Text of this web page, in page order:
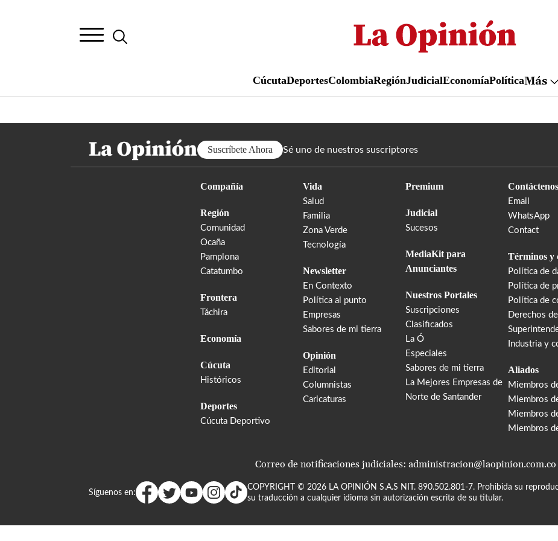
al
contenido
CúcutaDeportesColombiaRegiónJudicialEconomíaPolíticaMás
Suscríbete Ahora Sé uno de nuestros suscriptores
Compañía
Región
Comunidad
Ocaña
Pamplona
Catatumbo
Frontera
Táchira
Economía
Cúcuta
Históricos
Deportes
Cúcuta Deportivo
Vida
Salud
Familia
Zona Verde
Tecnología
Newsletter
En Contexto
Política al punto
Empresas
Sabores de mi tierra
Opinión
Editorial
Columnistas
Caricaturas
Premium
Judicial
Sucesos
MediaKit para
Anunciantes
Nuestros Portales
Suscripciones
Clasificados
La Ó
Especiales
Sabores de mi tierra
La Mejores Empresas de
Norte de Santander
Contáctenos
Email
WhatsApp
Contact
Términos y
Política de
Política de
Política de
Derechos
Industria y
Aliados
Miembros
Miembros
Miembros
Miembros
Correo de notificaciones judiciales: administracion@laopinion.com.co
Síguenos en:
COPYRIGHT © 2026 LA OPINIÓN S.A.S NIT. 890.502.801-7. Prohibida su
su traducción a cualquier idioma sin autorización escrita de su titular.